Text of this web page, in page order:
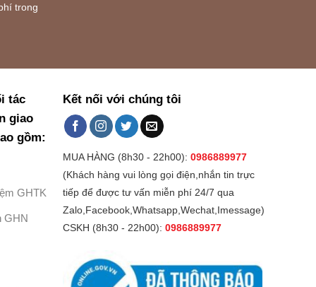
trong
tác
giao
gồm:
GHTK
GHN
Kết nối với chúng tôi
MUA HÀNG (8h30 - 22h00): 0986889977
(Khách hàng vui lòng gọi điện,nhắn tin trực
tiếp để được tư vấn miễn phí 24/7 qua
Zalo,Facebook,Whatsapp,Wechat,Imessage)
CSKH (8h30 - 22h00): 0986889977